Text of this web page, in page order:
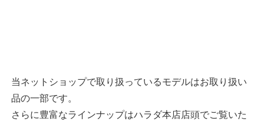
当ネットショップで取り扱っているモデルはお取り扱い
品の一部です。
さらに豊富なラインナップはハラダ本店店頭でご覧いた